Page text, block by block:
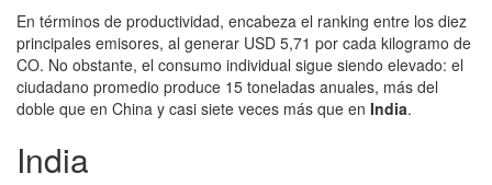
En términos de productividad, encabeza el ranking entre los diez
principales emisores, al generar USD 5,71 por cada kilogramo de
CO. No obstante, el consumo individual sigue siendo elevado: el
ciudadano promedio produce 15 toneladas anuales, más del
doble que en China y casi siete veces más que en India.
India